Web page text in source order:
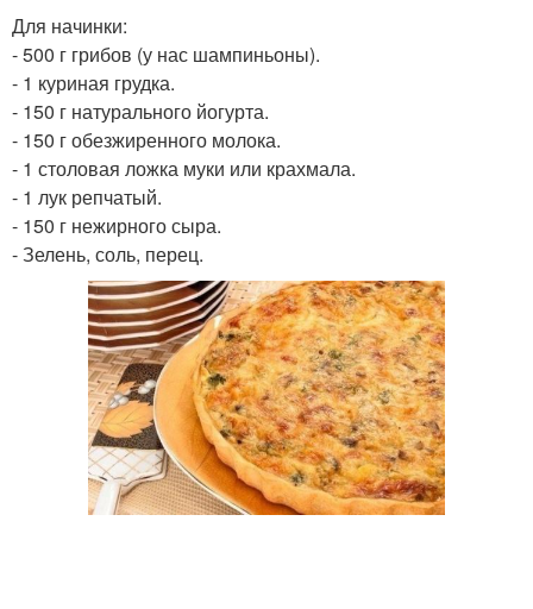
Для начинки:
- 500 г грибов (у нас шампиньоны).
- 1 куриная грудка.
- 150 г натурального йогурта.
- 150 г обезжиренного молока.
- 1 столовая ложка муки или крахмала.
- 1 лук репчатый.
- 150 г нежирного сыра.
- Зелень, соль, перец.